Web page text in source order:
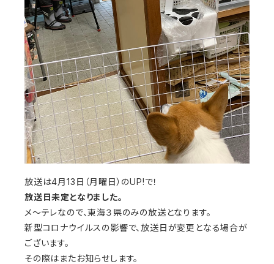
放送は4月13日（月曜日）のUP!で！
放送日未定となりました。
メ～テレなので、東海３県のみの放送となります。
新型コロナウイルスの影響で、放送日が変更となる場合が
ございます。
その際はまたお知らせします。